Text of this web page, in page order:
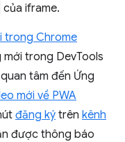
của iframe.
trong Chrome
trong DevTools
tâm đến Ứng
mới về PWA
đăng ký trên kênh
được thông báo